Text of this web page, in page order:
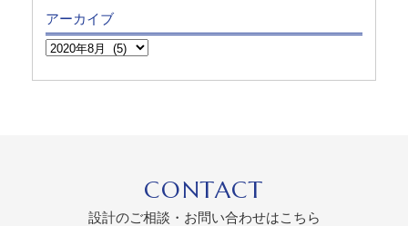
アーカイブ
CONTACT
設計のご相談・お問い合わせはこちら